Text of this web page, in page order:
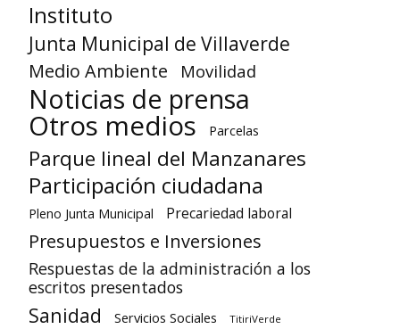
Instituto
Junta Municipal de Villaverde
Medio Ambiente Movilidad
Noticias de prensa
Otros medios Parcelas
Parque lineal del Manzanares
Participación ciudadana
Pleno Junta Municipal Precariedad laboral
Presupuestos e Inversiones
Respuestas de la administración a los
escritos presentados
Sanidad Servicios Sociales TitiriVerde